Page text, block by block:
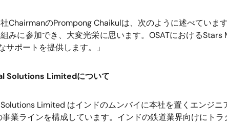
社ChairmanのPrompong Chaikulは、次のように述べています
みに参加でき、大変光栄に思います。OSATにおけるStars
サポートを提供します。」
Solutions Limitedについて
Limited はインドのムンバイに本社を置くエンジ
事業ラインを構成しています。インドの鉄道業界向けにト